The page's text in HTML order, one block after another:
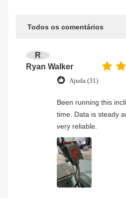
Todos os comentários
R
Ryan Walker
Ajuda (31)
Been running this
time. Data is steady
very reliable.